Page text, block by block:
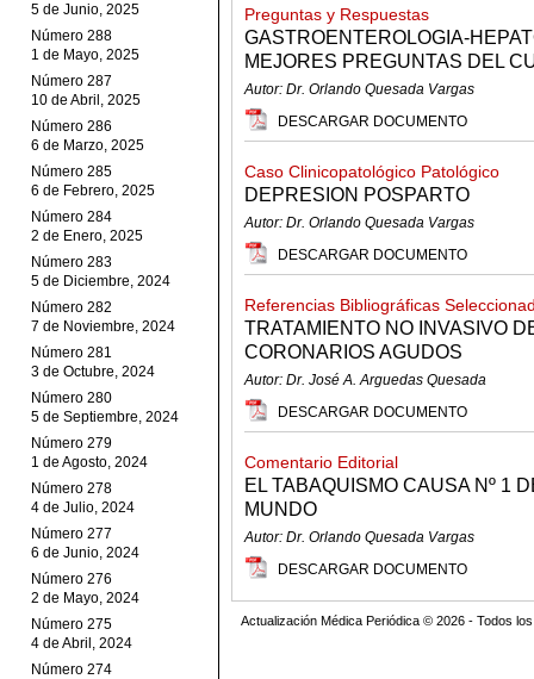
5 de Junio, 2025
Número 288
1 de Mayo, 2025
Número 287
10 de Abril, 2025
Número 286
6 de Marzo, 2025
Número 285
6 de Febrero, 2025
Número 284
2 de Enero, 2025
Número 283
5 de Diciembre, 2024
Número 282
7 de Noviembre, 2024
Número 281
3 de Octubre, 2024
Número 280
5 de Septiembre, 2024
Número 279
1 de Agosto, 2024
Número 278
4 de Julio, 2024
Número 277
6 de Junio, 2024
Número 276
2 de Mayo, 2024
Número 275
4 de Abril, 2024
Número 274
Preguntas y Respuestas
GASTROENTEROLOGIA-
MEJORES PREGUNTAS DEL
Autor: Dr. Orlando Quesada Vargas
DESCARGAR DOCUMENTO
Caso Clinicopatológico Patológico
DEPRESION POSPARTO
Autor: Dr. Orlando Quesada Vargas
DESCARGAR DOCUMENTO
Referencias Bibliográficas
TRATAMIENTO NO INVASIVO
CORONARIOS AGUDOS
Autor: Dr. José A. Arguedas Quesada
DESCARGAR DOCUMENTO
Comentario Editorial
EL TABAQUISMO CAUSA Nº 1
MUNDO
Autor: Dr. Orlando Quesada Vargas
DESCARGAR DOCUMENTO
Actualización Médica Periódica © 2026 - Todos